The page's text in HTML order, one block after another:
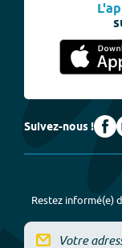
Suivez-nous !
Restez informé(e)